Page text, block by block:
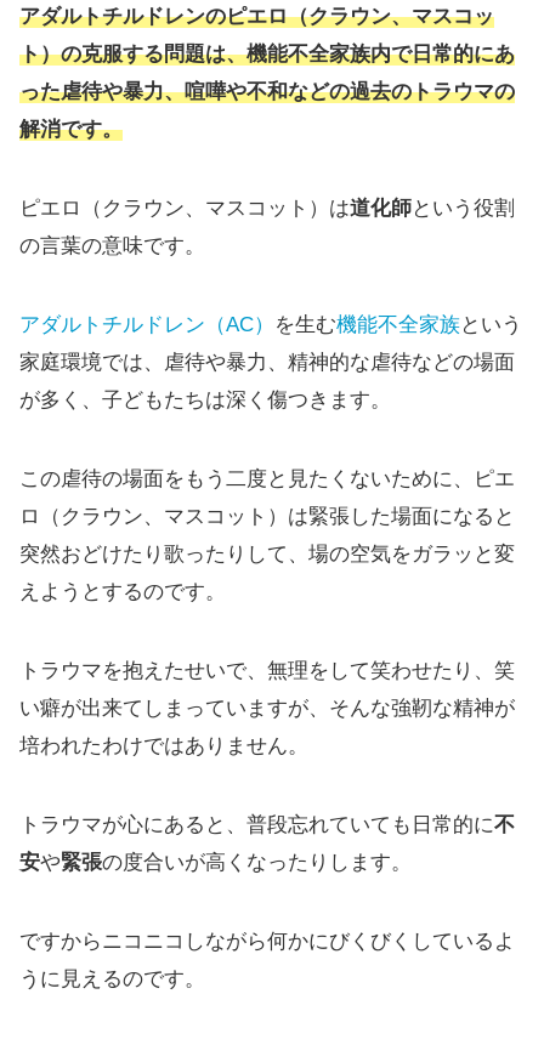
アダルトチルドレンのピエロ（クラウン、マスコッ
ト）の克服する問題は、機能不全家族内で日常的にあ
った虐待や暴力、喧嘩や不和などの過去のトラウマの
解消です。
ピエロ（クラウン、マスコット）は道化師という役割
の言葉の意味です。
アダルトチルドレン（AC） を生む機能不全家族という
家庭環境では、虐待や暴力、精神的な虐待などの場面
が多く、子どもたちは深く傷つきます。
この虐待の場面をもう二度と見たくないために、ピエ
ロ（クラウン、マスコット）は緊張した場面になると
突然おどけたり歌ったりして、場の空気をガラッと変
えようとするのです。
トラウマを抱えたせいで、無理をして笑わせたり、笑
い癖が出来てしまっていますが、そんな強靭な精神が
培われたわけではありません。
トラウマが心にあると、普段忘れていても日常的に不
安や緊張の度合いが高くなったりします。
ですからニコニコしながら何かにびくびくしているよ
うに見えるのです。